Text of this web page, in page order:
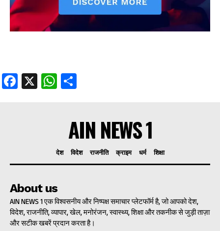
Facebook
X WhatsApp
AIN NEWS 1
देश विदेश राजनीति क्राइम धर्म शिक्षा
About us
AIN NEWS 1 एक विश्वसनीय और निष्पक्ष समाचार प्लेटफॉर्म है, जो आपको देश,
विदेश, राजनीति, व्यापार, खेल, मनोरंजन, स्वास्थ्य, शिक्षा और तकनीक से जुड़ी ताज़ा
और सटीक खबरें प्रदान करता है।